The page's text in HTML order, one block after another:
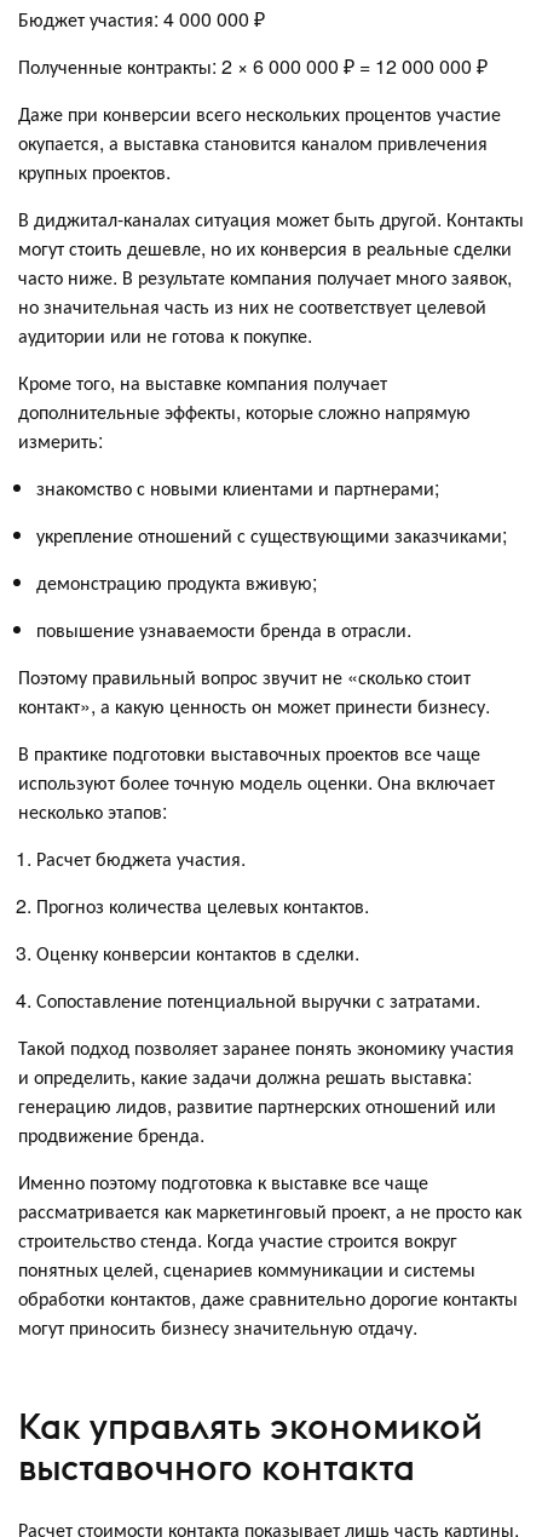
Бюджет участия: 4 000 000 ₽
Полученные контракты: 2 × 6 000 000 ₽ = 12 000 000 ₽
Даже при конверсии всего нескольких процентов участие
окупается, а выставка становится каналом привлечения
крупных проектов.
В диджитал-каналах ситуация может быть другой. Контакты
могут стоить дешевле, но их конверсия в реальные сделки
часто ниже. В результате компания получает много заявок,
но значительная часть из них не соответствует целевой
аудитории или не готова к покупке.
Кроме того, на выставке компания получает
дополнительные эффекты, которые сложно напрямую
измерить:
знакомство с новыми клиентами и партнерами;
укрепление отношений с существующими заказчиками;
демонстрацию продукта вживую;
повышение узнаваемости бренда в отрасли.
Поэтому правильный вопрос звучит не «сколько стоит
контакт», а какую ценность он может принести бизнесу.
В практике подготовки выставочных проектов все чаще
используют более точную модель оценки. Она включает
несколько этапов:
Расчет бюджета участия.
Прогноз количества целевых контактов.
Оценку конверсии контактов в сделки.
Сопоставление потенциальной выручки с затратами.
Такой подход позволяет заранее понять экономику участия
и определить, какие задачи должна решать выставка:
генерацию лидов, развитие партнерских отношений или
продвижение бренда.
Именно поэтому подготовка к выставке все чаще
рассматривается как маркетинговый проект, а не просто как
строительство стенда. Когда участие строится вокруг
понятных целей, сценариев коммуникации и системы
обработки контактов, даже сравнительно дорогие контакты
могут приносить бизнесу значительную отдачу.
Как управлять экономикой
выставочного контакта
Расчет стоимости контакта показывает лишь часть картины.